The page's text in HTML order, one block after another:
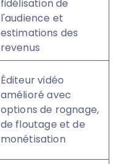
fidélisation de
l'audience et
estimations des
revenus
Éditeur vidéo
amélioré avec
options de rognage,
de floutage et de
monétisation